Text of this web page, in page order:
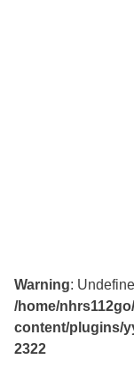
Warning:
/home/
content/plugins/
2322